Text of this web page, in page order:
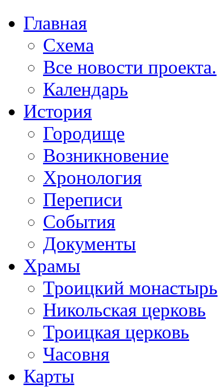
Главная
Схема
Все новости проекта.
Календарь
История
Городище
Возникновение
Хронология
Переписи
События
Документы
Храмы
Троицкий монастырь
Никольская церковь
Троицкая церковь
Часовня
Карты